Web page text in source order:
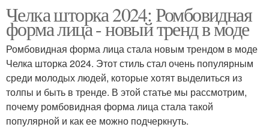
Челка шторка 2024: Ромбовидная
форма лица - новый тренд в моде
Ромбовидная форма лица стала новым трендом в моде
Челка шторка 2024. Этот стиль стал очень популярным
среди молодых людей, которые хотят выделиться из
толпы и быть в тренде. В этой статье мы рассмотрим,
почему ромбовидная форма лица стала такой
популярной и как ее можно подчеркнуть.